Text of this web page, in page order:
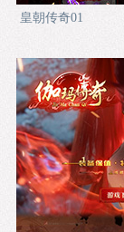
皇朝传奇01